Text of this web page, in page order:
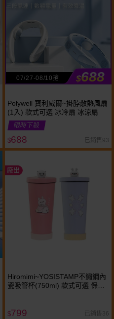
07/27-08/10搶 $688
Polywell 寶利威爾~掛脖散熱風扇
(1入) 款式可選 冰冷扇 冰涼扇
限時下殺
$688 已銷售93
廠出
Hiromimi~YOSISTAMP不鏽鋼內
瓷吸管杯(750ml) 款式可選 保溫
$799 已銷售36